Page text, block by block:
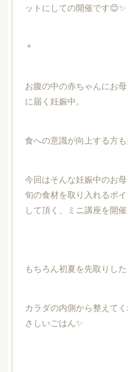
ットにしての開催です😊✨
＊
お腹の中の赤ちゃんにお
に届く妊娠中。
食への意識が向上する方
今回はそんな妊娠中のお
旬の食材を取り入れるポ
して頂く、ミニ講座を開催
もちろん初夏を先取りし
カラダの内側から整えて
さしいごはん✨